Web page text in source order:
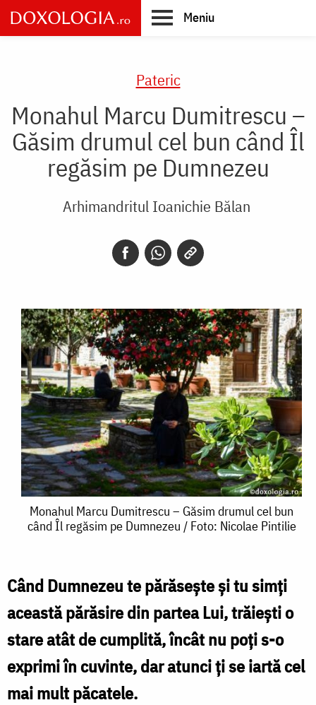
Skip
to
main
Meniu
Pateric
Monahul Marcu Dumitrescu –
Găsim drumul cel bun când Îl
regăsim pe Dumnezeu
Arhimandritul Ioanichie Bălan
Monahul
Marcu
–
Găsim
drumul
cel
bun
Monahul Marcu Dumitrescu – Găsim drumul cel bun
când Îl regăsim pe Dumnezeu / Foto: Nicolae Pintilie
Când Dumnezeu te părăseşte şi tu simţi
această părăsire din partea Lui, trăieşti o
stare atât de cumplită, încât nu poţi s-o
exprimi în cuvinte, dar atunci ţi se iartă cel
mai mult păcatele.